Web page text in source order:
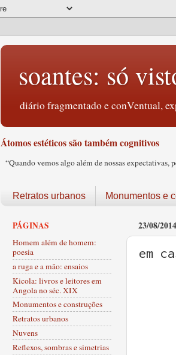
soantes: só
diário fragmentado e conVentual,
Átomos estéticos são também cognitivos
“Quando vemos algo além de nossas
Retratos urbanos Monumentos e
23/08/2014
em
PÁGINAS
Homem além de homem:
poesia
a ruga e a mão: ensaios
Kicola: livros e leitores em
Angola no séc. XIX
Monumentos e construções
Retratos urbanos
Nuvens
Reflexos, sombras e simetrias